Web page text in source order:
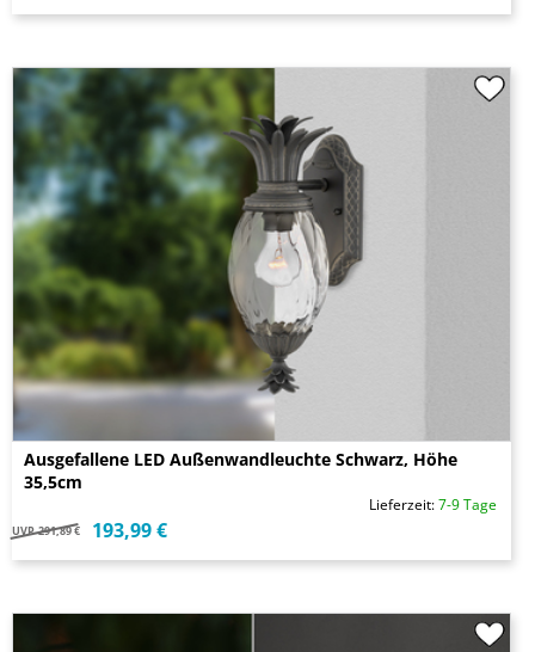
Ausgefallene LED Außenwandleuchte Schwarz, Höhe
35,5cm
Lieferzeit:7-9 Tage
UVP 291,89 € 193,99 €